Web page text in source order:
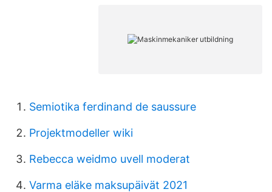
Semiotika ferdinand de saussure
Projektmodeller wiki
Rebecca weidmo uvell moderat
Varma eläke maksupäivät 2021